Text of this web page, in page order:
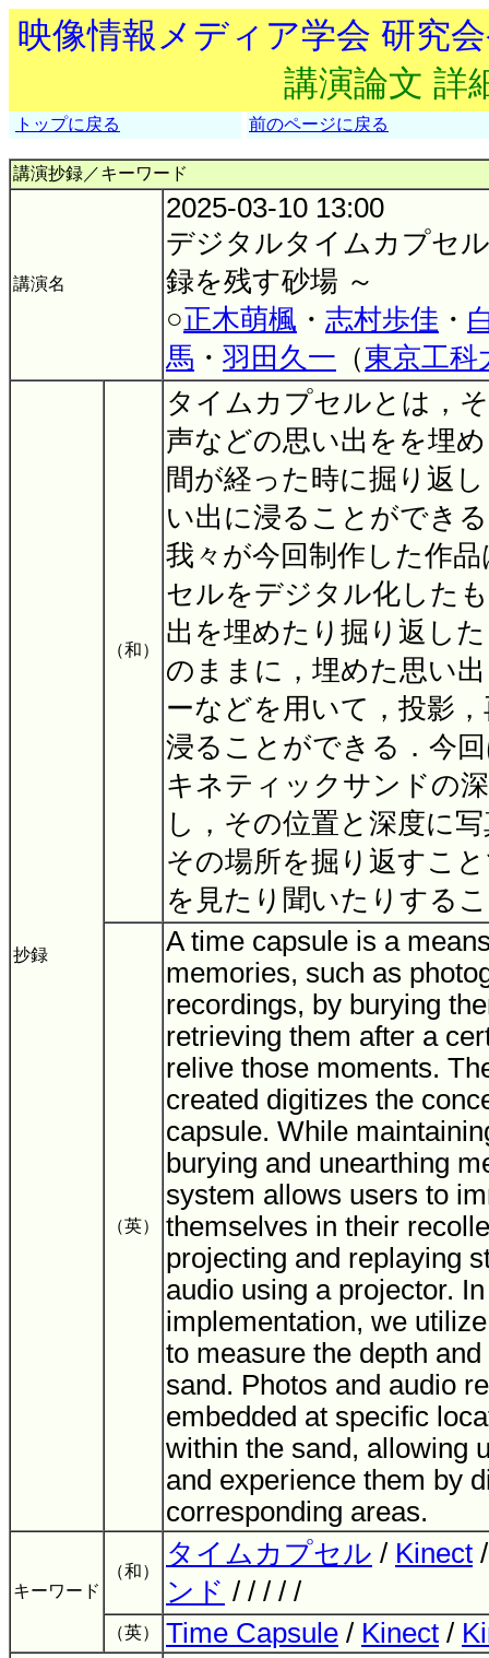
映像情報メディア学会 研究
講演論文 詳
トップに戻る 前のページに戻る
講演抄録／キーワード
講演名
2025-03-10 13:00
デジタルタイムカプセ
録を残す砂場 ～
○正木萌楓 ・ 志村歩佳 ・
馬 ・ 羽田久一 （東京工科
抄録
（和）
タイムカプセルとは，
声などの思い出をを埋
間が経った時に掘り返
い出に浸ることができ
我々が今回制作した作
セルをデジタル化した
出を埋めたり掘り返し
のままに，埋めた思い
ーなどを用いて，投影
浸ることができる．今
キネティックサンドの
し，その位置と深度に
その場所を掘り返すこ
を見たり聞いたりする
（英）
A time capsule is a
memories, such as
recordings, by burying
retrieving them after a
relive those moments.
created digitizes the
capsule. While
burying and unearthing
system allows users to
themselves in their
projecting and replaying
audio using a projector.
implementation, we
to measure the depth
sand. Photos and audio
embedded at specific
within the sand, allowing
and experience them by
corresponding areas.
キーワード
（和）
タイムカプセル / Kinect
ンド / / / / /
（英） Time Capsule / Kinect /